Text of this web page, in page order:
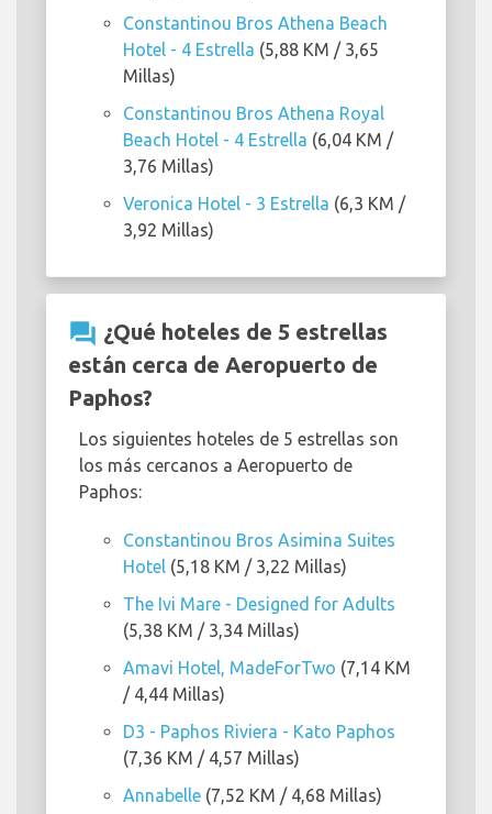
Constantinou Bros Athena Beach
Hotel - 4 Estrella (5,88 KM / 3,65
Millas)
Constantinou Bros Athena Royal
Beach Hotel - 4 Estrella (6,04 KM /
3,76 Millas)
Veronica Hotel - 3 Estrella (6,3 KM /
3,92 Millas)
question_answer ¿Qué hoteles de 5 estrellas
están cerca de Aeropuerto de
Paphos?
Los siguientes hoteles de 5 estrellas son
los más cercanos a Aeropuerto de
Paphos:
Constantinou Bros Asimina Suites
Hotel (5,18 KM / 3,22 Millas)
The Ivi Mare - Designed for Adults
(5,38 KM / 3,34 Millas)
Amavi Hotel, MadeForTwo (7,14 KM
/ 4,44 Millas)
D3 - Paphos Riviera - Kato Paphos
(7,36 KM / 4,57 Millas)
Annabelle (7,52 KM / 4,68 Millas)